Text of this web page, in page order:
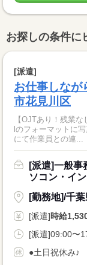
お探しの条件に
[派遣]
お仕事しなが
市花見川区
【OJTあり！残業
lのフォーマットに
にて作業員との連...
[派遣]一般事
ソコン・イ
[勤務地]/千
[派遣]時給
[派遣]09:00〜
●土日祝休み♪